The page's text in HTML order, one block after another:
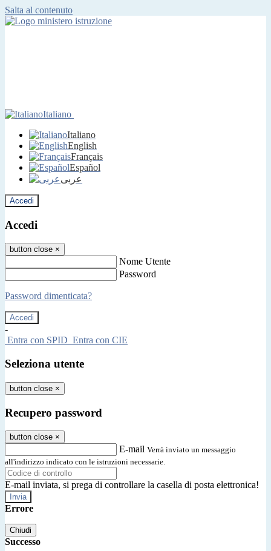
Salta al contenuto
Italiano
Italiano
English
Français
Español
عربى
Accedi
Accedi
button close ×
Nome Utente
Password
Password dimenticata?
-
Entra con SPID Entra con CIE
Seleziona utente
button close ×
Recupero password
button close ×
E-mail Verrà inviato un messaggio
all'indirizzo indicato con le istruzioni necessarie.
E-mail inviata, si prega di controllare la casella di posta elettronica!
Errore
Chiudi
Successo